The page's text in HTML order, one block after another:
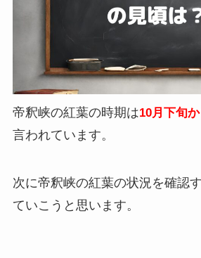
帝釈峡の紅葉の時期は10月下旬
言われています。
次に帝釈峡の紅葉の状況を確認
ていこうと思います。